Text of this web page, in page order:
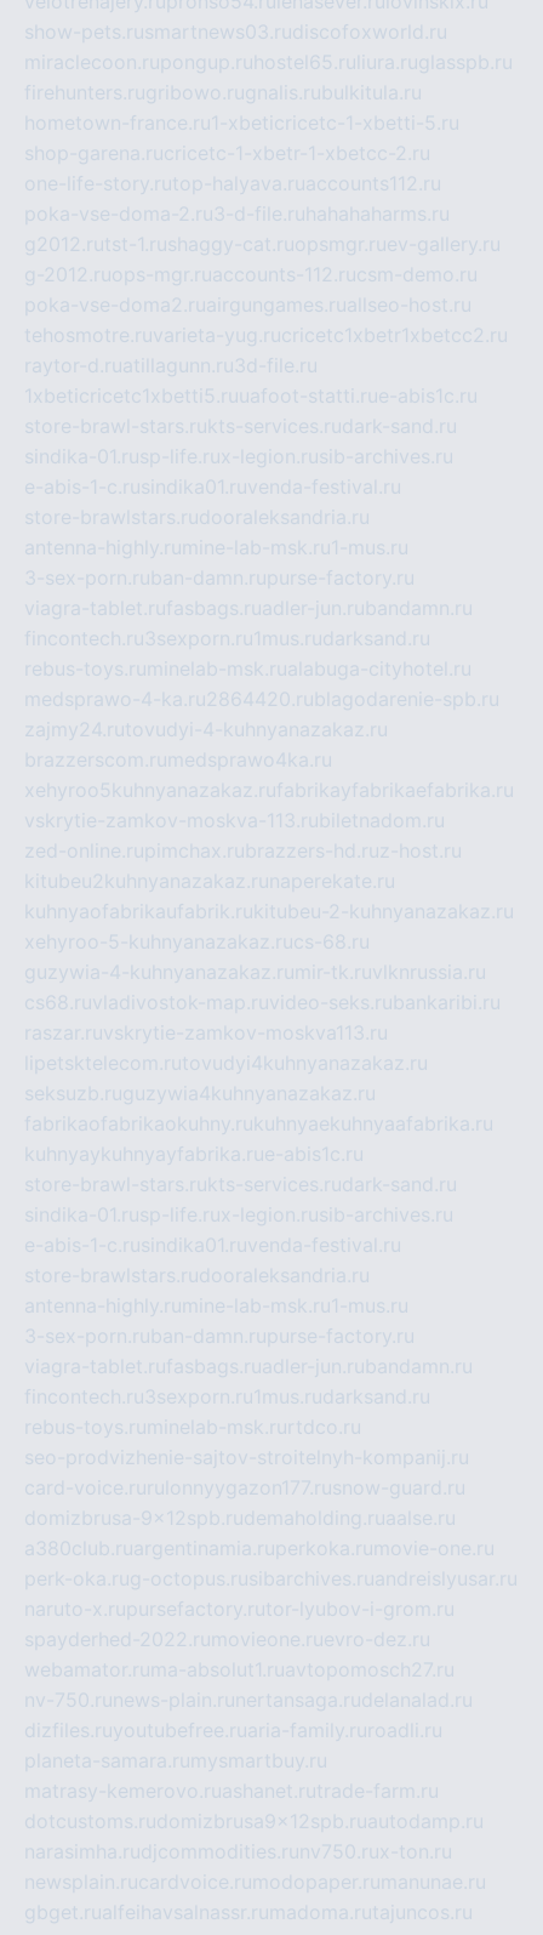
show-pets.rusmartnews03.rudiscofoxworld.ru
miraclecoon.rupongup.ru hostel65.ru liura.ruglasspb.ru
firehunters.rugribowo.rugnalis.rubulkitula.ru
hometown-france.ru1-xbeticricetc-1-xbetti-5.ru
shop-garena.rucricetc-1-xbetr-1-xbetcc-2.ru
one-life-story.rutop-halyava.ruaccounts112.ru
poka-vse-doma-2.ru3-d-file.ru hahahaharms.ru
g2012.rutst-1.rushaggy-cat.ruopsmgr.ruev-gallery.ru
g-2012.ruops-mgr.ruaccounts-112.rucsm-demo.ru
poka-vse-doma2.ruairgungames.ruallseo-host.ru
tehosmotre.ruvarieta-yug.rucricetc1xbetr1xbetcc2.ru
raytor-d.ruatillagunn.ru3d-file.ru
1xbeticricetc1xbetti5.ruuafoot-statti.rue-abis1c.ru
store-brawl-stars.rukts-services.rudark-sand.ru
sindika-01.rusp-life.rux-legion.rusib-archives.ru
e-abis-1-c.rusindika01.ruvenda-festival.ru
store-brawlstars.rudooraleksandria.ru
antenna-highly.ru mine-lab-msk.ru1-mus.ru
3-sex-porn.ruban-damn.rupurse-factory.ru
viagra-tablet.rufasbags.ruadler-jun.rubandamn.ru
fincontech.ru3sexporn.ru1mus.rudarksand.ru
rebus-toys.ru minelab-msk.rualabuga-cityhotel.ru
medsprawo-4-ka.ru2864420.rublagodarenie-spb.ru
zajmy24.rutovudyi-4-kuhnyanazakaz.ru
brazzerscom.ru medsprawo4ka.ru
xehyroo5kuhnyanazakaz.rufabrikayfabrikaefabrika.ru
vskrytie-zamkov-moskva-113.rubiletnadom.ru
zed-online.rupimchax.rubrazzers-hd.ruz-host.ru
kitubeu2kuhnyanazakaz.ru naperekate.ru
kuhnyaofabrikaufabrik.rukitubeu-2-kuhnyanazakaz.ru
xehyroo-5-kuhnyanazakaz.rucs-68.ru
guzywia-4-kuhnyanazakaz.ru mir-tk.ruvlknrussia.ru
cs68.ruvladivostok-map.ruvideo-seks.rubankaribi.ru
raszar.ruvskrytie-zamkov-moskva113.ru
lipetsktelecom.rutovudyi4kuhnyanazakaz.ru
seksuzb.ruguzywia4kuhnyanazakaz.ru
fabrikaofabrikaokuhny.rukuhnyaekuhnyaafabrika.ru
kuhnyaykuhnyayfabrika.rue-abis1c.ru
store-brawl-stars.rukts-services.rudark-sand.ru
sindika-01.rusp-life.rux-legion.rusib-archives.ru
e-abis-1-c.rusindika01.ruvenda-festival.ru
store-brawlstars.rudooraleksandria.ru
antenna-highly.ru mine-lab-msk.ru1-mus.ru
3-sex-porn.ruban-damn.rupurse-factory.ru
viagra-tablet.rufasbags.ruadler-jun.rubandamn.ru
fincontech.ru3sexporn.ru1mus.rudarksand.ru
rebus-toys.ru minelab-msk.ru rtdco.ru
seo-prodvizhenie-sajtov-stroitelnyh-kompanij.ru
card-voice.ru rulonnyygazon177.rusnow-guard.ru
domizbrusa-9x12spb.rudemaholding.ruaalse.ru
a380club.ruargentinamia.ruperkoka.ru movie-one.ru
perk-oka.rug-octopus.rusibarchives.ruandreislyusar.ru
naruto-x.rupursefactory.rutor-lyubov-i-grom.ru
spayderhed-2022.ru movieone.ruevro-dez.ru
webamator.ru ma-absolut1.ruavtopomosch27.ru
nv-750.ru news-plain.ru nertansaga.rudelanalad.ru
dizfiles.ruyoutubefree.ruaria-family.ru roadli.ru
planeta-samara.ru mysmartbuy.ru
matrasy-kemerovo.ruashanet.rutrade-farm.ru
dotcustoms.rudomizbrusa9x12spb.ruautodamp.ru
narasimha.rudjcommodities.ru nv750.rux-ton.ru
newsplain.rucardvoice.ru modopaper.ru manunae.ru
gbget.rualfeihavsalnassr.ru madoma.rutajuncos.ru